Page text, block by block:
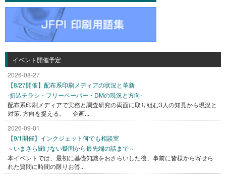
イベント開催予定
2026-08-27
【8/27開催】配布系印刷メディアの状況と革新
-折込チラシ・フリーペーパー・DMの現況と方向-
配布系印刷メディアで実務と調査研究の両面に取り組む3人の知見から現況と
対策､方向を捉える。 企画...
2026-09-01
【9/1開催】インクジェット何でも相談室
～いまさら聞けない疑問から最先端の話まで～
本イベントでは、最初に基礎知識をおさらいした後、事前に皆様から寄せら
れた質問に時間の限りお答...